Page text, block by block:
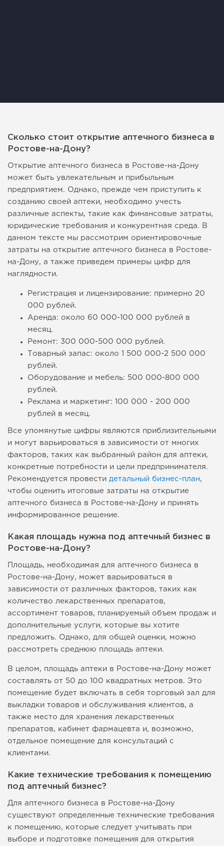
Сколько стоит открытие аптечного бизнеса в
Ростове-на-Дону?
Открытие аптечного бизнеса в Ростове-на-Дону
может быть увлекательным и прибыльным
предприятием. Однако, прежде чем приступить к
созданию своей аптеки, необходимо учесть
различные аспекты, такие как финансовые затраты,
юридические требования и конкурентная среда. В
данном тексте мы рассмотрим ориентировочные
затраты на открытие аптечного бизнеса в Ростове-
на-Дону, а также приведем примеры цифр для
наглядности.
Регистрация и лицензирование: примерно 20
000 рублей.
Аренда: около 60 000-100 000 рублей в
месяц.
Ремонт: 300 000-500 000 рублей.
Товарный запас: около 1 500 000-2 500 000
рублей.
Оборудование и мебель: 500 000-800 000
рублей.
Реклама и маркетинг: 100 000 - 200 000
рублей в месяц.
Все упомянутые цифры являются приблизительными
и могут варьироваться в зависимости от многих
факторов, таких как выбранный район для аптеки,
конкретные потребности и цели предпринимателя.
Рекомендуется провести детальный бизнес-план,
чтобы оценить итоговые затраты на открытие
аптечного бизнеса в Ростове-на-Дону и принять
информированное решение.
Какая площадь нужна под аптечный бизнес в
Ростове-на-Дону?
Площадь, необходимая для аптечного бизнеса в
Ростове-на-Дону, может варьироваться в
зависимости от различных факторов, таких как
количество лекарственных препаратов,
ассортимент товаров, планируемый объем продаж и
дополнительные услуги, которые вы хотите
предложить. Однако, для общей оценки, можно
рассмотреть среднюю площадь аптеки.
В целом, площадь аптеки в Ростове-на-Дону может
составлять от 50 до 100 квадратных метров. Это
помещение будет включать в себя торговый зал для
выкладки товаров и обслуживания клиентов, а
также место для хранения лекарственных
препаратов, кабинет фармацевта и, возможно,
отдельное помещение для консультаций с
клиентами.
Какие технические требования к помещению
под аптечный бизнес?
Для аптечного бизнеса в Ростове-на-Дону
существуют определенные технические требования
к помещению, которые следует учитывать при
выборе и подготовке помещения для открытия